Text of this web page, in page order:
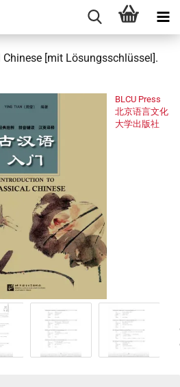
[mit Lösungsschlüssel].
BLCU Press
北京语言文化
大学出版社